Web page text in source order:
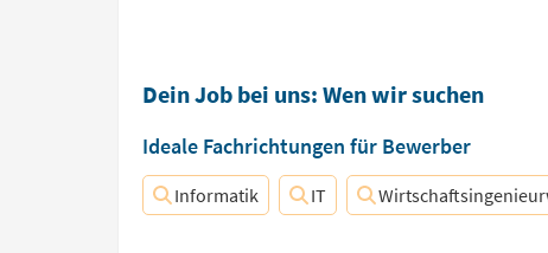
Dein Job bei uns: Wen wir suchen
Ideale Fachrichtungen für Bewerber
Informatik IT